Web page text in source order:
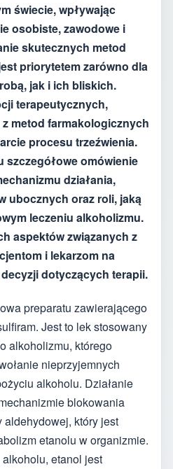
świecie, wpływając
osobiste, zawodowe i
skutecznych metod
priorytetem zarówno dla
jak i ich bliskich.
terapeutycznych,
metod farmakologicznych
procesu trzeźwienia.
szczegółowe omówienie
działania,
ubocznych oraz roli, jaką
leczeniu alkoholizmu.
aspektów związanych z
i lekarzom na
dotyczących terapii.
preparatu zawierającego
Jest to lek stosowany
alkoholizmu, którego
nieprzyjemnych
alkoholu. Działanie
blokowania
który jest
etanolu w organizmie.
etanol jest